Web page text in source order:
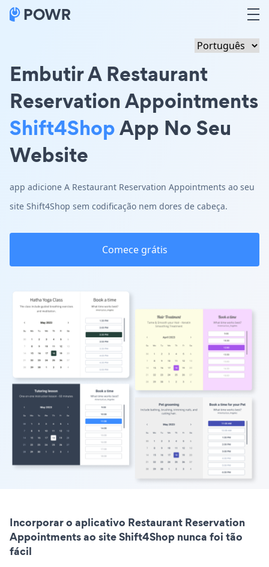
Embutir A Restaurant
Reservation Appointments
Shift4ShopApp No Seu
Website
app adicione A Restaurant Reservation Appointments ao seu
site Shift4Shop sem codificação nem dores de cabeça.
Comece grátis
Incorporar o aplicativo Restaurant Reservation
Appointments ao site Shift4Shop nunca foi tão
fácil